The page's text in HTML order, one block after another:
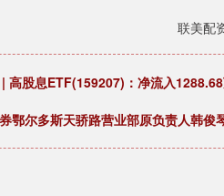
联美配
高股息ETF(159207)：净流入
鄂尔多斯天骄路营业部原负责人韩俊